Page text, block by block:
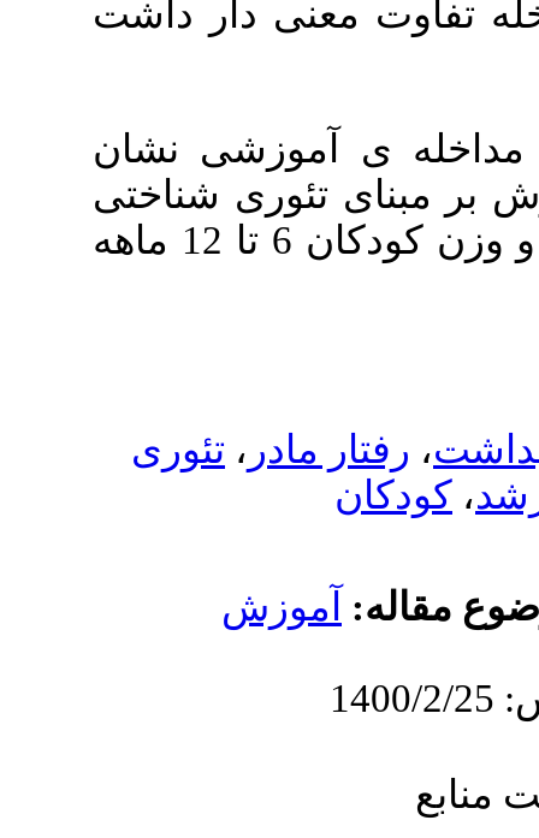
دار داشت
نشان
شناختی
اجتماعی در رفتار مادران و وزن کودکان 6 تا 12 ماهه
،تئوری